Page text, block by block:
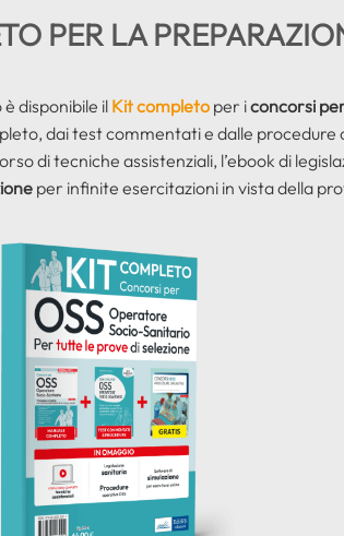
PER LA
disponibile ilKit completo per iconcorsi
dai test commentati e dalle procedure
di tecniche assistenziali, l’ebook di
per infinite esercitazioni in vista della